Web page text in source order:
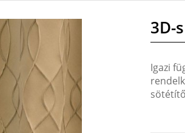
3D-
Igazi